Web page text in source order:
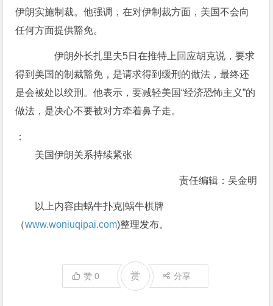
伊朗实施制裁。他强调，在对伊制裁方面，美国不会向
任何方面提供豁免。
伊朗外长扎里夫5日在推特上回应胡克说，要求
得到美国的制裁豁免，是请求得到缓刑的做法，最终还
是会被处以绞刑。他表示，要减轻美国“经济恐怖主义”的
做法，是决心不要被对方牵着鼻子走。
：
美国伊朗关系持续紧张
责任编辑：吴金明
以上内容由蜗牛扑克|蜗牛棋牌
（www.woniuqipai.com)整理发布。
赞0 赏 分享